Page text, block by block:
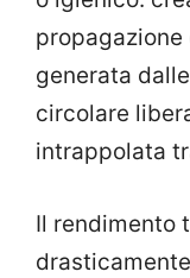
propagazione
generata
circolare
intrappolata
Il rendimento